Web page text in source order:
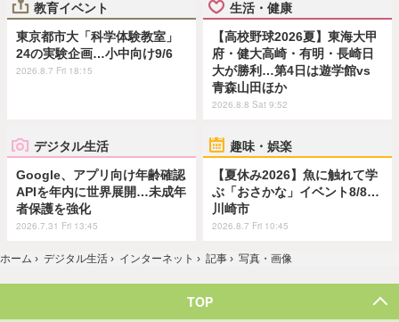
教育イベント
東京都市大「科学体験教室」
24の実験企画…小中向け9/6
2026.8.7 Fri 18:15
生活・健康
【高校野球2026夏】東海大甲
府・健大高崎・有明・長崎日
大が勝利…第4日は遊学館vs
青森山田ほか
2026.8.8 Sat 9:52
デジタル生活
Google、アプリ向け年齢確認
APIを年内に世界展開…未成年
者保護を強化
2026.7.31 Fri 13:45
趣味・娯楽
【夏休み2026】魚に触れて学
ぶ「おさかな」イベント8/8…
川崎市
2026.8.7 Fri 10:45
ホーム › デジタル生活 › インターネット › 記事 › 写真・画像
TOP